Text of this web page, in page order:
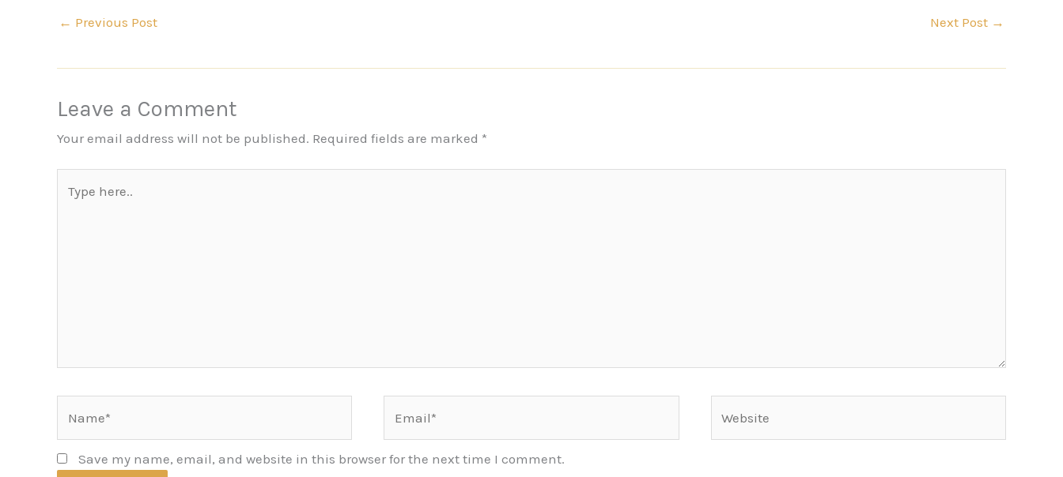
← Previous Post Next Post →
Leave a Comment
Your email address will not be published. Required fields are marked *
here..
Save my name, email, and website in this browser for the next time I comment.